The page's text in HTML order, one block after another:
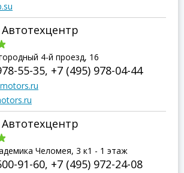
Автотехцентр
4-й проезд, 16
55-35, +7 (495) 978-04-44
Автотехцентр
Челомея, 3 к1 - 1 этаж
91-60, +7 (495) 972-24-08